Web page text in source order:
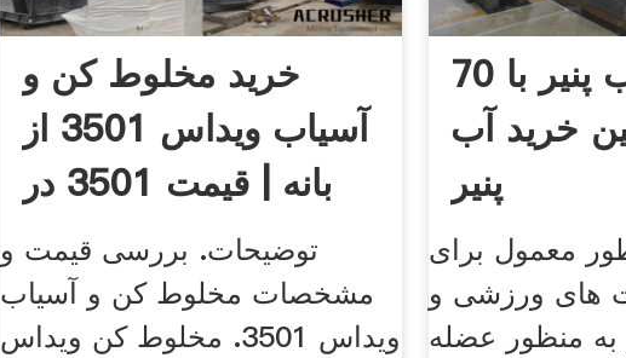
خرید مخلوط کن و
آسیاب ویداس 3501 از
بانه | قیمت 3501 در
بانه
توضیحات. بررسی قیمت و
مشخصات مخلوط کن و آسیاب
ویداس 3501. مخلوط کن ویداس
خرید پودر آب پنیر با 70
خرید آب
پنیر
معمول برای
های ورزشی و
به منظور عضله